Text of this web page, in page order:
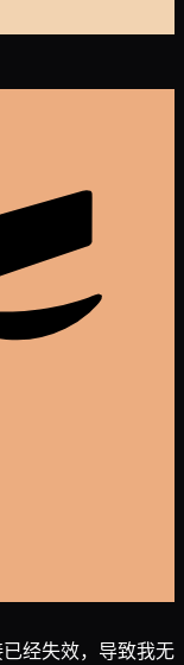
经失效，导致我无